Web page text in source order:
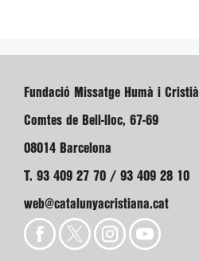
Fundació Missatge Humà i Cristià
Comtes de Bell-lloc, 67-69
08014 Barcelona
T. 93 409 27 70 / 93 409 28 10
web@catalunyacristiana.cat